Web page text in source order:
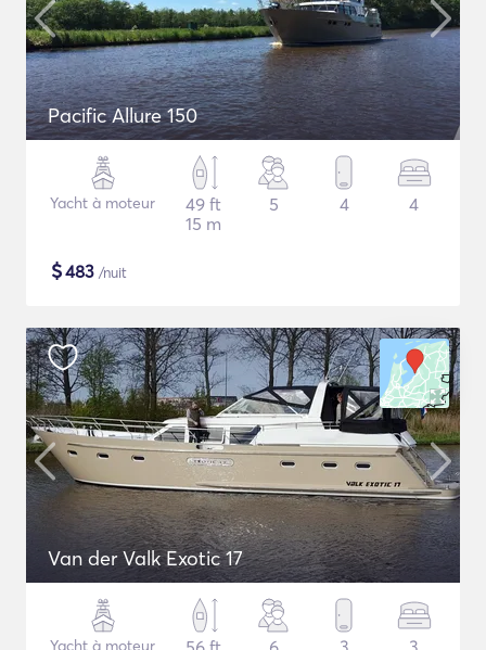
Pacific Allure 150
Yacht à moteur
49 ft
15 m
5 4 4
$483 /nuit
Van der Valk Exotic 17
Yacht à moteur